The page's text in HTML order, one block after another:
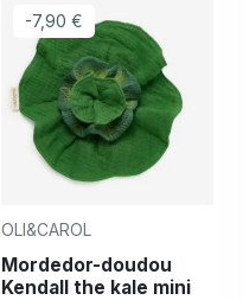
-7,90 €
OLI&CAROL
Mordedor-doudou
Kendall the kale mini